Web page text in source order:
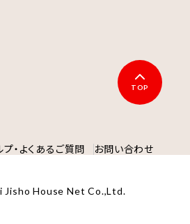
プ・よくあるご質問 お問い合わせ
TOP
House Net Co.,Ltd.